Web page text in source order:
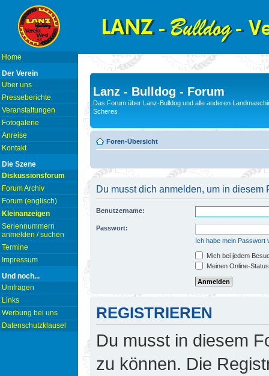
Home
Der Verein
Über uns
Presseberichte
Veranstaltungen
Fotogalerie
Anreise
Kontakt
Die Szene
Diskussionsforum
Forum Archiv
Forum (englisch)
Kleinanzeigen
Seriennummern
anmelden / suchen
Termine
Impressum
Und noch...
Umfragen
Links
Werbung bei uns
Datenschutzklausel
Lanz - Bulldog - Forum
Das Forum über Lanz-Bulldog und alle anderen
Scheres
Foren-Übersicht
Du musst dich anmelden, um in diesem
Benutzername:
Passwort:
Ich habe mein Passwort
Mich bei jedem
Meinen Online-
REGISTRIEREN
Du musst in diesem
zu können. Die